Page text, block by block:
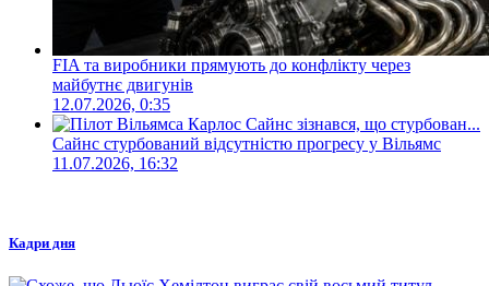
FIA та виробники прямують до конфлікту через
майбутнє двигунів
12.07.2026, 0:35
Сайнс стурбований відсутністю прогресу у Вільямс
11.07.2026, 16:32
Кадри дня